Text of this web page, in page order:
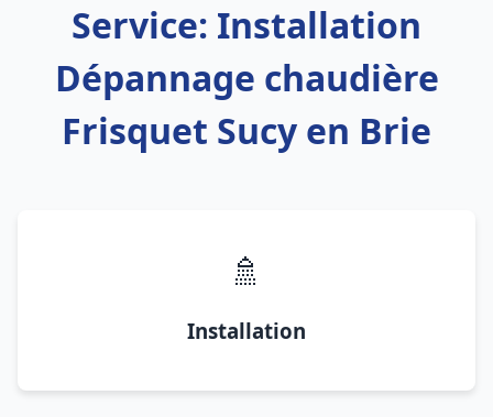
Service: Installation
Dépannage chaudière
Frisquet Sucy en Brie
🚿
Installation